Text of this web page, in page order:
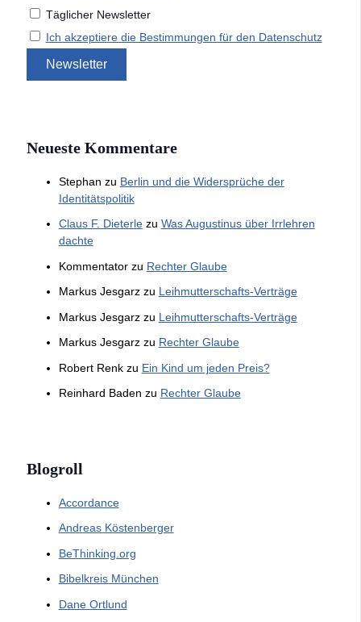
Täglicher Newsletter
Ich akzeptiere die Bestimmungen für den Datenschutz
Neueste Kommentare
Stephan zu Berlin und die Widersprüche der
Identitätspolitik
Claus F. Dieterlezu Was Augustinus über Irrlehren
dachte
Kommentatorzu Rechter Glaube
Markus Jesgarzzu Leihmutterschafts-Verträge
Markus Jesgarzzu Leihmutterschafts-Verträge
Markus Jesgarzzu Rechter Glaube
Robert Renkzu Ein Kind um jeden Preis?
Reinhard Baden zu Rechter Glaube
Blogroll
Accordance
Andreas Köstenberger
BeThinking.org
Bibelkreis München
Dane Ortlund